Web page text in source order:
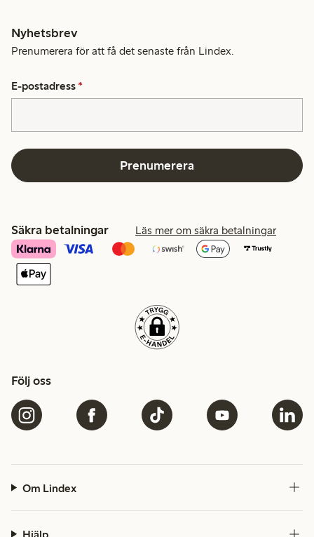
Nyhetsbrev
Prenumerera för att få det senaste från Lindex.
E-postadress *
Prenumerera
Säkra betalningar Läs mer om säkra betalningar
Följ oss
Om Lindex